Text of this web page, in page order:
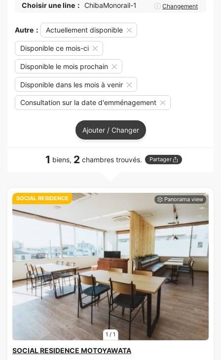
Choisir une line： ChibaMonorail-1 Changement
Autre： Actuellement disponible
Disponible ce mois-ci
Disponible le mois prochain
Disponible dans les mois à venir
Consultation sur la date d'emménagement
Ajouter / Changer
1 biens, 2 chambres trouvés. Partager
1 / 1
SOCIAL RESIDENCE
SOCIAL RESIDENCE MOTOYAWATA